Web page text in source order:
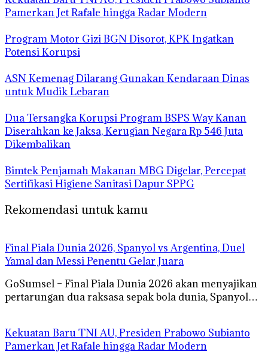
Pamerkan Jet Rafale hingga Radar Modern
Program Motor Gizi BGN Disorot, KPK Ingatkan
Potensi Korupsi
ASN Kemenag Dilarang Gunakan Kendaraan Dinas
untuk Mudik Lebaran
Dua Tersangka Korupsi Program BSPS Way Kanan
Diserahkan ke Jaksa, Kerugian Negara Rp 546 Juta
Dikembalikan
Bimtek Penjamah Makanan MBG Digelar, Percepat
Sertifikasi Higiene Sanitasi Dapur SPPG
Rekomendasi untuk kamu
Final Piala Dunia 2026, Spanyol vs Argentina, Duel
Yamal dan Messi Penentu Gelar Juara
GoSumsel – Final Piala Dunia 2026 akan menyajikan
pertarungan dua raksasa sepak bola dunia, Spanyol…
Kekuatan Baru TNI AU, Presiden Prabowo Subianto
Pamerkan Jet Rafale hingga Radar Modern